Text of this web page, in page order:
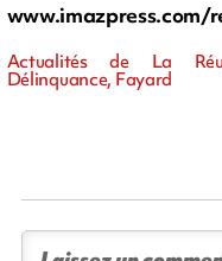
www.imazpress.com/
Actualités de La
Délinquance, Fayard